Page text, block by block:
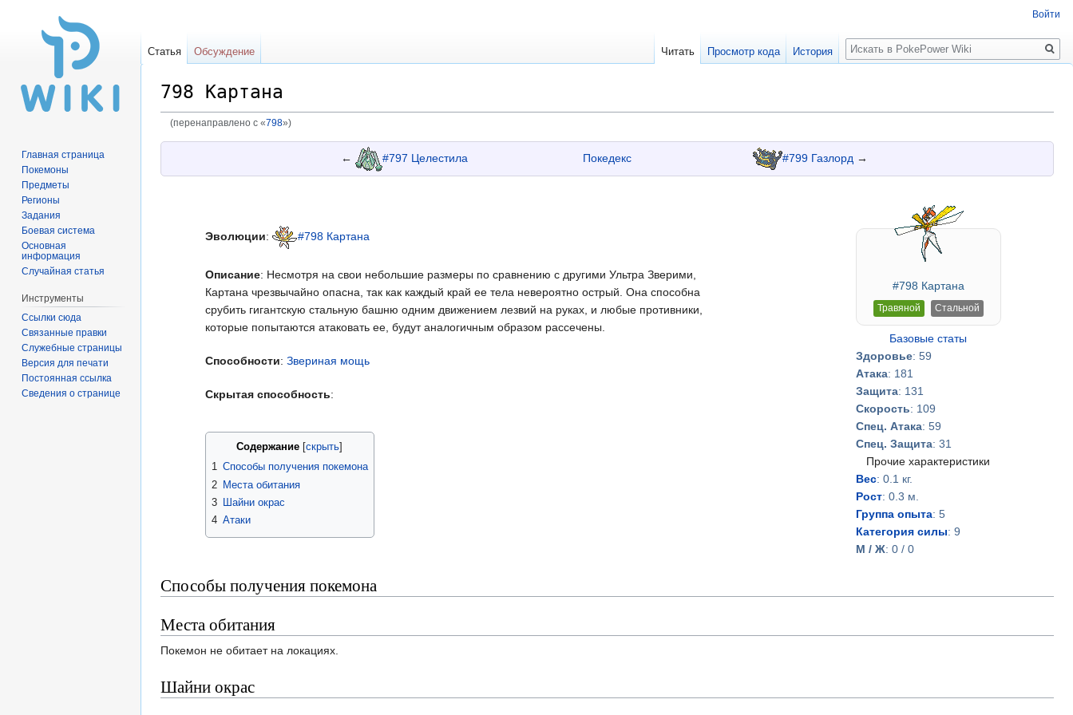
798 Картана
(перенаправлено с «798»)
← #797 Целестила Покедекс #799 Газлорд →
#798 Картана
Травяной Стальной
Базовые статы
Здоровье: 59
Атака: 181
Защита: 131
Скорость: 109
Спец. Атака: 59
Спец. Защита: 31
Прочие характеристики
Вес: 0.1 кг.
Рост: 0.3 м.
Группа опыта: 5
Категория силы: 9
М / Ж: 0 / 0
Эволюции: #798 Картана
Описание: Несмотря на свои небольшие размеры по сравнению с другими Ультра Зверими,
Картана чрезвычайно опасна, так как каждый край ее тела невероятно острый. Она способна
срубить гигантскую стальную башню одним движением лезвий на руках, и любые противники,
которые попытаются атаковать ее, будут аналогичным образом рассечены.
Способности: Звериная мощь
Скрытая способность:
Содержание
1 Способы получения покемона
2 Места обитания
3
Шайни окрас
4 Атаки
Способы получения покемона
Места обитания
Покемон не обитает на локациях.
Шайни окрас
Войти
Статья Обсуждение Читать Просмотр кода История
Поиск
Главная страница
Покемоны
Предметы
Регионы
Задания
Боевая система
Основная
информация
Случайная статья
Инструменты
Ссылки сюда
Связанные правки
Служебные страницы
Версия для печати
Постоянная ссылка
Сведения о странице